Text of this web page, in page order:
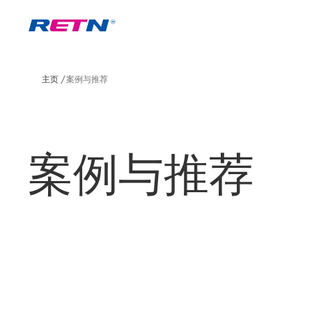
主页 案例与推荐
案例与推荐